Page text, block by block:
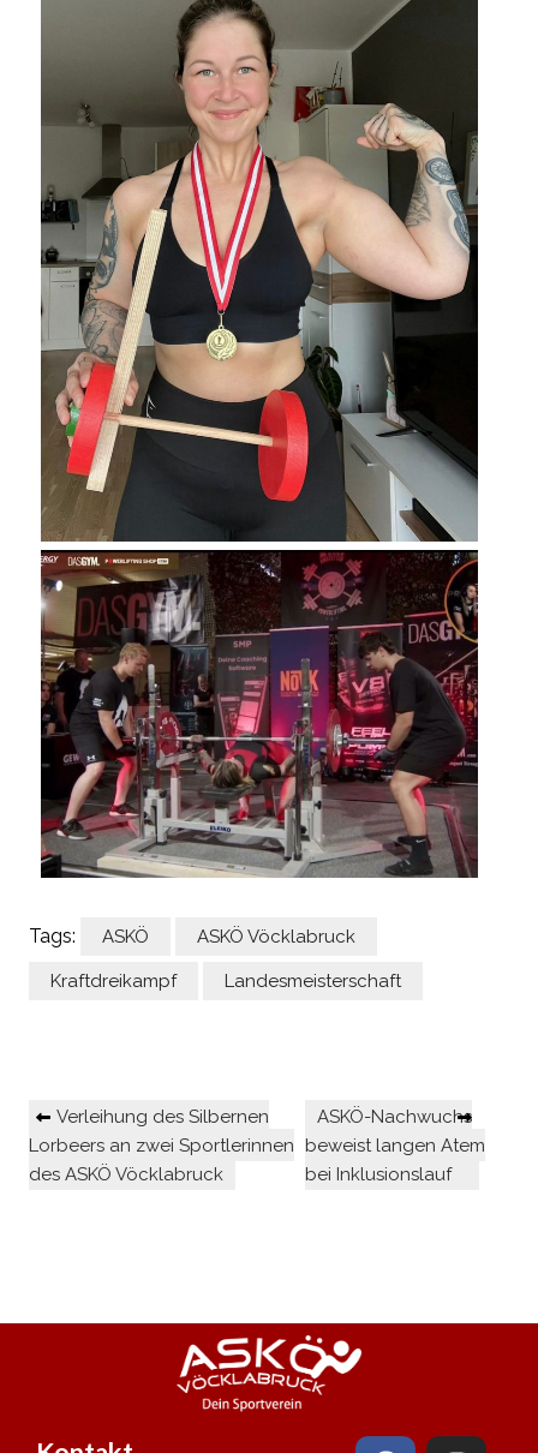
Tags: ASKÖ ASKÖ Vöcklabruck
Kraftdreikampf Landesmeisterschaft
Verleihung des Silbernen
Lorbeers an zwei Sportlerinnen
des ASKÖ Vöcklabruck
ASKÖ-Nachwuchs
beweist langen Atem
bei Inklusionslauf